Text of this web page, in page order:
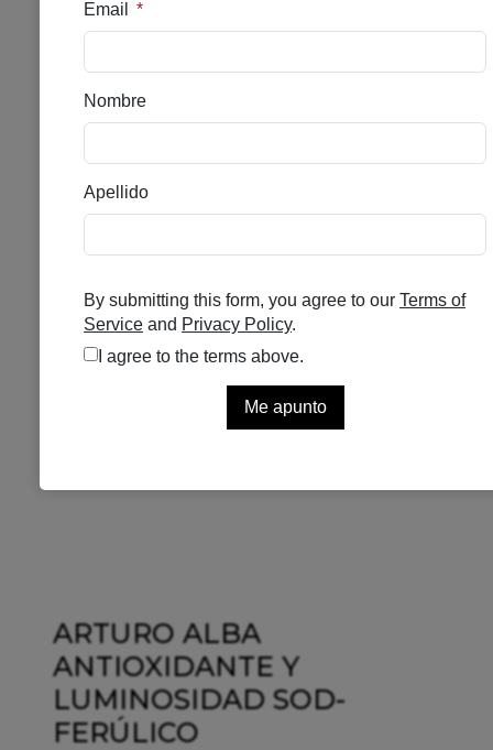
ARTURO ALBA
ANTIOXIDANTE Y
LUMINOSIDAD SOD-
FERÚLICO